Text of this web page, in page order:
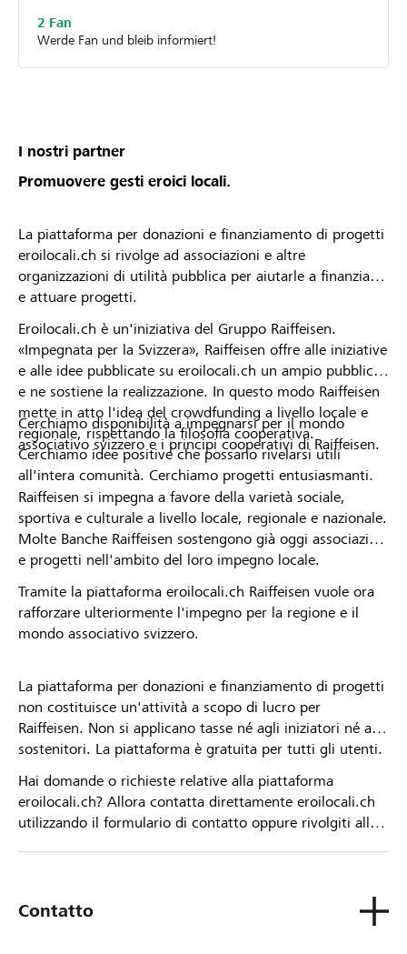
2 Fan
Werde Fan und bleib informiert!
I nostri partner
Promuovere gesti eroici locali.
La piattaforma per donazioni e finanziamento di progetti
eroilocali.ch si rivolge ad associazioni e altre
organizzazioni di utilità pubblica per aiutarle a finanziare
e attuare progetti.
Eroilocali.ch è un'iniziativa del Gruppo Raiffeisen.
«Impegnata per la Svizzera», Raiffeisen offre alle iniziative
e alle idee pubblicate su eroilocali.ch un ampio pubblico
e ne sostiene la realizzazione. In questo modo Raiffeisen
mette in atto l'idea del crowdfunding a livello locale e
regionale, rispettando la filosofia cooperativa.
Cerchiamo idee positive che possano rivelarsi utili
all'intera comunità. Cerchiamo progetti entusiasmanti.
Cerchiamo disponibilità a impegnarsi per il mondo
associativo svizzero e i principi cooperativi di Raiffeisen.
Raiffeisen si impegna a favore della varietà sociale,
sportiva e culturale a livello locale, regionale e nazionale.
Molte Banche Raiffeisen sostengono già oggi associazioni
e progetti nell'ambito del loro impegno locale.
Tramite la piattaforma eroilocali.ch Raiffeisen vuole ora
rafforzare ulteriormente l'impegno per la regione e il
mondo associativo svizzero.
La piattaforma per donazioni e finanziamento di progetti
non costituisce un'attività a scopo di lucro per
Raiffeisen. Non si applicano tasse né agli iniziatori né ai
sostenitori. La piattaforma è gratuita per tutti gli utenti.
Hai domande o richieste relative alla piattaforma
eroilocali.ch? Allora contatta direttamente eroilocali.ch
utilizzando il formulario di contatto oppure rivolgiti alla
Contatto